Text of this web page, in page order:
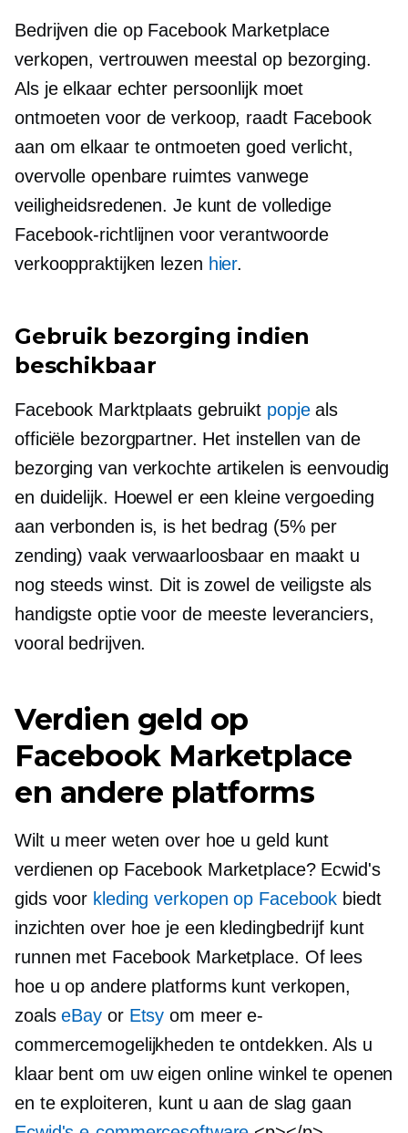
Bedrijven die op Facebook Marketplace
verkopen, vertrouwen meestal op bezorging.
Als je elkaar echter persoonlijk moet
ontmoeten voor de verkoop, raadt Facebook
aan om elkaar te ontmoetengoed verlicht,
overvolle openbare ruimtes vanwege
veiligheidsredenen. Je kunt de volledige
Facebook-richtlijnen voor verantwoorde
verkooppraktijken lezen hier.
Gebruik bezorging indien
beschikbaar
Facebook Marktplaats gebruikt popjeals
officiële bezorgpartner. Het instellen van de
bezorging van verkochte artikelen is eenvoudig
en duidelijk. Hoewel er een kleine vergoeding
aan verbonden is, is het bedrag (5% per
zending) vaak verwaarloosbaar en maakt u
nog steeds winst. Dit is zowel de veiligste als
handigste optie voor de meeste leveranciers,
vooral bedrijven.
Verdien geld op
Facebook Marketplace
en andere platforms
Wilt u meer weten over hoe u geld kunt
verdienen op Facebook Marketplace? Ecwid's
gids voor kleding verkopen op Facebook biedt
inzichten over hoe je een kledingbedrijf kunt
runnen met Facebook Marketplace. Of lees
hoe u op andere platforms kunt verkopen,
zoalseBay or Etsy om meer e-
commercemogelijkheden te ontdekken. Als u
klaar bent om uw eigen online winkel te openen
en te exploiteren, kunt u aan de slag gaan